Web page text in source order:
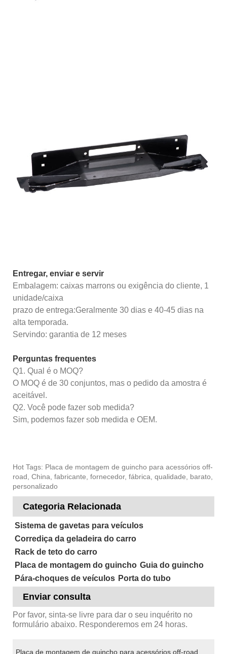
Entregar, enviar e servir
Embalagem: caixas marrons ou exigência do cliente, 1
unidade/caixa
prazo de entrega:Geralmente 30 dias e 40-45 dias na
alta temporada.
Servindo: garantia de 12 meses
Perguntas frequentes
Q1. Qual é o MOQ?
O MOQ é de 30 conjuntos, mas o pedido da amostra é
aceitável.
Q2. Você pode fazer sob medida?
Sim, podemos fazer sob medida e OEM.
Hot Tags: Placa de montagem de guincho para acessórios off-
road, China, fabricante, fornecedor, fábrica, qualidade, barato,
personalizado
Categoria Relacionada
Sistema de gavetas para veículos
Corrediça da geladeira do carro
Rack de teto do carro
Placa de montagem do guincho Guia do guincho
Pára-choques de veículos Porta do tubo
Enviar consulta
Por favor, sinta-se livre para dar o seu inquérito no
formulário abaixo. Responderemos em 24 horas.